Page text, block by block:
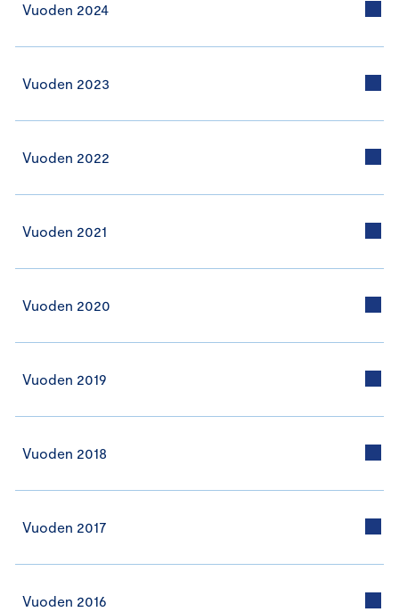
Vuoden 2024
Vuoden 2023
Vuoden 2022
Vuoden 2021
Vuoden 2020
Vuoden 2019
Vuoden 2018
Vuoden 2017
Vuoden 2016